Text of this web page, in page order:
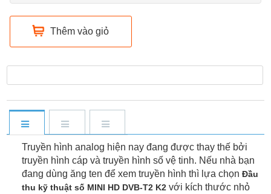
Thêm vào giỏ
Truyền hình analog hiện nay đang được thay thế bởi
truyền hình cáp và truyền hình số vệ tinh. Nếu nhà bạn
đang dùng ăng ten để xem truyền hình thì lựa chọnĐầu
thu kỹ thuật số MINI HD DVB-T2 K2 với kích thước nhỏ